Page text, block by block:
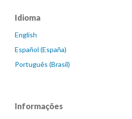
Idioma
English
Español (España)
Português (Brasil)
Informações